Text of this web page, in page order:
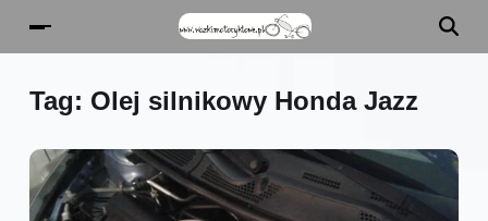
Tag: Olej silnikowy Honda Jazz